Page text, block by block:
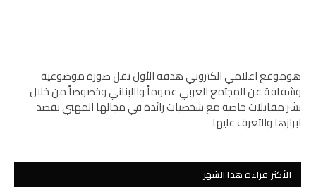
هوموقع اعلامي الكتروني هدفه الأول نقل صورة موضوعية
وشفافة عن المجتمع العربي عموماً واللبناني وخصوصاً من خلال
نشر مقابلات خاصة مع شخصيات رائدة في مجالها المهني بقصد
ابرازها والتعرف عليها
الأكثر قراءة هذا الشهر